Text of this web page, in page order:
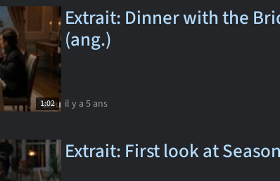
1:02
Extrait: Dinner with the
(ang.)
il y a 5 ans
Extrait: First look at